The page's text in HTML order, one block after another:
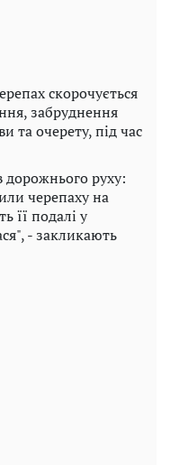
скорочується
забруднення
та очерету, під час
дорожнього руху:
черепаху на
її подалі у
- закликають